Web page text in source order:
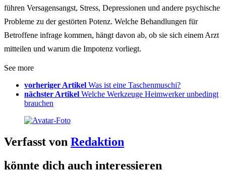
führen Versagensangst, Stress, Depressionen und andere psychische
Probleme zu der gestörten Potenz. Welche Behandlungen für
Betroffene infrage kommen, hängt davon ab, ob sie sich einem Arzt
mitteilen und warum die Impotenz vorliegt.
See more
vorheriger Artikel Was ist eine Taschenmuschi?
nächster Artikel Welche Werkzeuge Heimwerker unbedingt
brauchen
Verfasst von Redaktion
könnte dich auch interessieren